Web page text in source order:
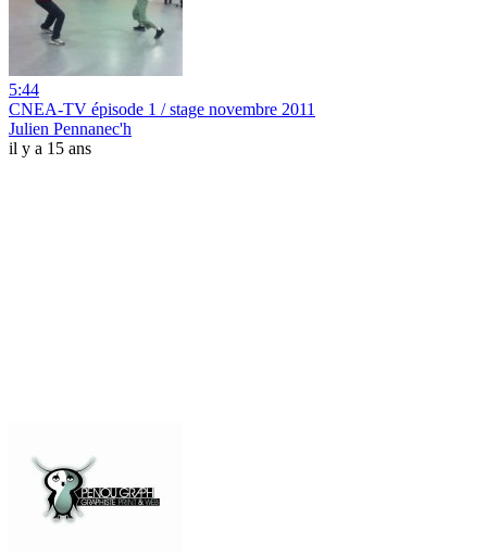
5:44
CNEA-TV épisode 1 / stage novembre 2011
Julien Pennanec'h
il y a 15 ans